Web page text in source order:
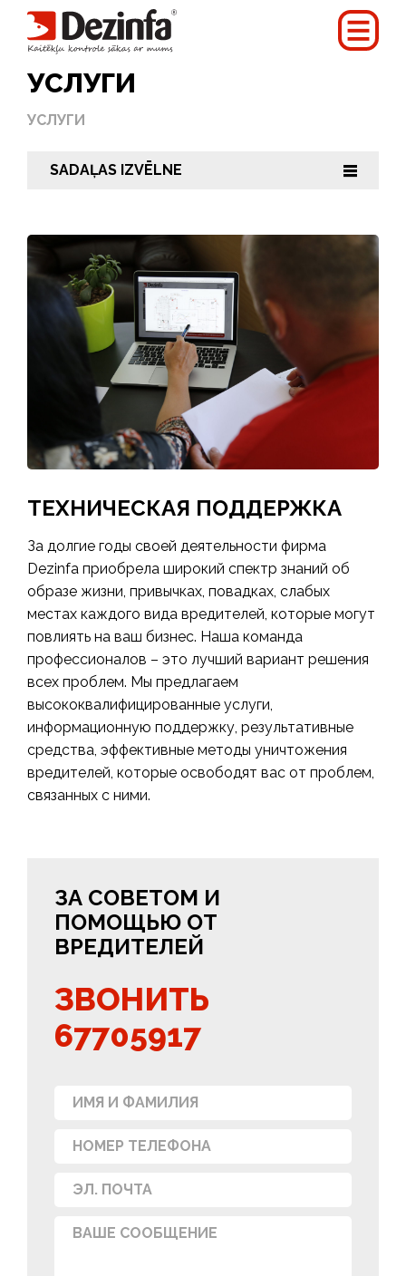
УСЛУГИ
УСЛУГИ
SADAĻAS IZVĒLNE |||
ТЕХНИЧЕСКАЯ ПОДДЕРЖКА
За долгие годы своей деятельности фирма
Dezinfa приобрела широкий спектр знаний об
образе жизни, привычках, повадках, слабых
местах каждого вида вредителей, которые могут
повлиять на ваш бизнес. Наша команда
профессионалов – это лучший вариант решения
всех проблем. Мы предлагаем
высококвалифицированные услуги,
информационную поддержку, результативные
средства, эффективные методы уничтожения
вредителей, которые освободят вас от проблем,
связанных с ними.
ЗА СОВЕТОМ И
ПОМОЩЬЮ ОТ
ВРЕДИТЕЛЕЙ
ЗВОНИТЬ
67705917